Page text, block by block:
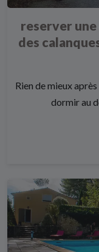
reserver
des
Rien de mieux
dormir au